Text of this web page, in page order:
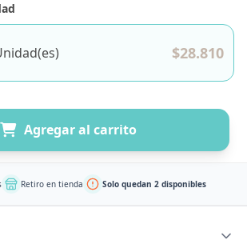
$28.810
Agregar al carrito
Retiro en tienda Solo quedan 2 disponibles